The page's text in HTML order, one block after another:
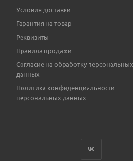
Условия доставки
Гарантия на товар
Реквизиты
Правила продажи
Согласие на обработку персональных
данных
Политика конфиденциальности
персональных данных